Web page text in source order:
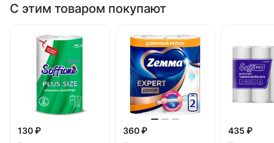
С этим товаром покупают
130 ₽
360 ₽
435 ₽